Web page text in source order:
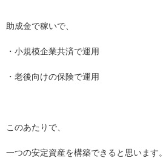
助成金で稼いで、
・小規模企業共済で運用
・老後向けの保険で運用
このあたりで、
一つの安定資産を構築できると思います。